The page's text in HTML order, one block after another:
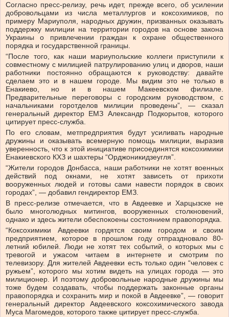
Согласно пресс-релизу, речь идет, прежде всего, об усилении
добровольцами из числа металлургов и коксохимиков, по
примеру Мариуполя, народных дружин, призванных оказывать
поддержку милиции на территории городов на основе закона
Украины о привлечении граждан к охране общественного
порядка и государственной границы.
“После того, как наши мариупольские коллеги приступили к
совместному с милицией патрулированию улиц и дворов, наши
работники постоянно обращаются к руководству: давайте
сделаем это и в нашем городе. Мы видим это не только в
Енакиево, но и в нашем Макеевском филиале.
Предварительные переговоры с городским руководством, с
начальниками горотделов милиции проведены”, — сказал
генеральный директор ЕМЗ Александр Подкорытов, которого
цитирует пресс-служба.
По его словам, метпредприятия будут усиливать народные
дружины и оказывать всемерную помощь милиции, выразив
уверенность, что к этой инициативе присоединятся коксохимики
Енакиевского КХЗ и шахтеры “Орджоникидзеугля”.
“Жители городов Донбасса, наши работники не хотят военных
действий под окнами, не хотят зависеть от прихоти
вооруженных людей и готовы сами навести порядок в своих
городах”, — добавил гендиректор ЕМЗ.
В пресс-релизе отмечается, что в Авдеевке и Харцызске не
было многолюдных митингов, вооруженных столкновений,
однако и здесь жители обеспокоены состоянием правопорядка.
“Коксохимики Авдеевки гордятся своим городом и своим
предприятием, которое в прошлом году отпраздновало 80-
летний юбилей. Люди не хотят тех событий, о которых мы с
тревогой и ужасом читаем в интернете и смотрим по
телевизору. Для жителей Авдеевки есть только один “человек с
ружьем”, которого мы хотим видеть на улицах города — это
милиционер. И поэтому добровольные народные дружины мы
тоже будем создавать, чтобы поддержать законные органы
правопорядка и сохранить мир и покой в Авдеевке”, — говорит
генеральный директор Авдеевского коксохимического завода
Муса Магомедов, которого также цитирует пресс-служба.